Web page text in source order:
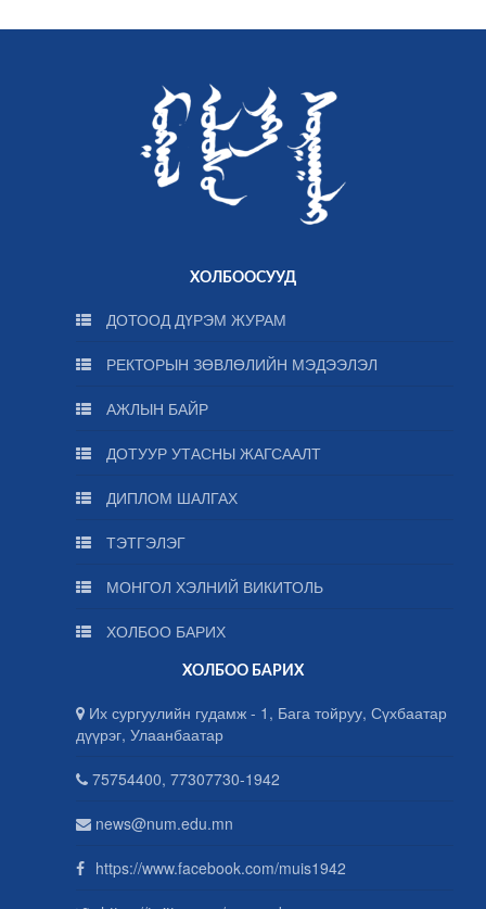
ХОЛБООСУУД
ДОТООД ДҮРЭМ ЖУРАМ
РЕКТОРЫН ЗӨВЛӨЛИЙН МЭДЭЭЛЭЛ
АЖЛЫН БАЙР
ДОТУУР УТАСНЫ ЖАГСААЛТ
ДИПЛОМ ШАЛГАХ
ТЭТГЭЛЭГ
МОНГОЛ ХЭЛНИЙ ВИКИТОЛЬ
ХОЛБОО БАРИХ
ХОЛБОО БАРИХ
Их сургуулийн гудамж - 1, Бага тойруу, Сүхбаатар
дүүрэг, Улаанбаатар
75754400, 77307730-1942
news@num.edu.mn
https://www.facebook.com/muis1942